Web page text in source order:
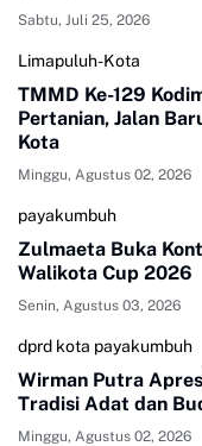
Sabtu, Juli 25, 2026
Limapuluh-Kota
TMMD Ke-129
Pertanian, Jalan
Kota
Minggu, Agustus 02, 2026
payakumbuh
Zulmaeta Buka
Walikota Cup 2026
Senin, Agustus 03, 2026
dprd kota payakumbuh
Wirman Putra
Tradisi Adat dan
Minggu, Agustus 02, 2026